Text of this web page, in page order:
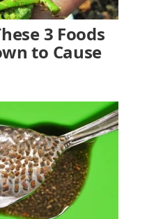
3 Foods
to Cause